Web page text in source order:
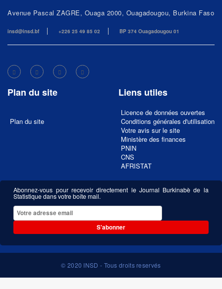
Avenue Pascal ZAGRE, Ouaga 2000, Ouagadougou, Burkina Faso
insd@insd.bf +226 25 49 85 02 BP 374 Ouagadougou 01
Plan du site
Plan du site
Liens utiles
Licence de données ouvertes
Conditions générales d'utilisation
Votre avis sur le site
Ministère des finances
PNIN
CNS
AFRISTAT
Abonnez-vous pour recevoir directement le Journal Burkinabè de la
Statistique dans votre boîte mail.
S'abonner
© 2020 INSD - Tous droits reservés